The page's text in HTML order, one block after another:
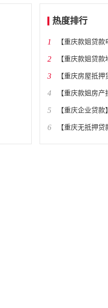
热度排行
1 【重庆款姐贷
2 【重庆款姐贷
3 【重庆房屋抵
4 【重庆款姐房
5 【重庆企业贷
6 【重庆无抵押